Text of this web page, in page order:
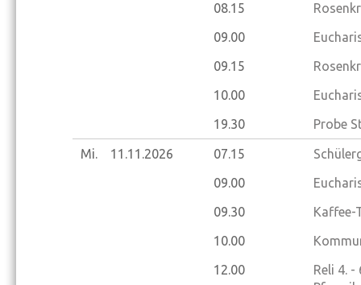
08.15
09.00
09.15
10.00
19.30
Probe
Mi. 11.11.2026 07.15
09.00
09.30
Kaffee-
10.00
12.00
Reli 4.